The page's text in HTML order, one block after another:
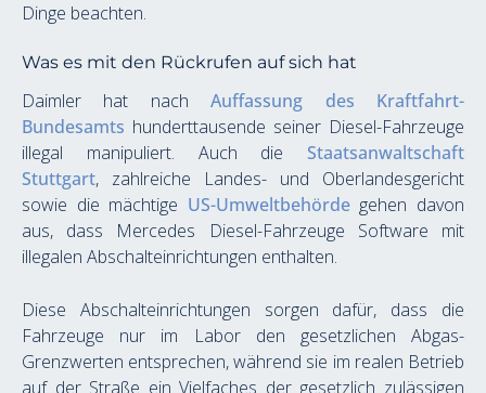
Dinge beachten.
Was es mit den Rückrufen auf sich hat
Daimler hat nach Auffassung des Kraftfahrt-
Bundesamts hunderttausende seiner Diesel-Fahrzeuge
illegal manipuliert. Auch die Staatsanwaltschaft
Stuttgart, zahlreiche Landes- und Oberlandesgericht
sowie die mächtige US-Umweltbehörde gehen davon
aus, dass Mercedes Diesel-Fahrzeuge Software mit
illegalen Abschalteinrichtungen enthalten.
Diese Abschalteinrichtungen sorgen dafür, dass die
Fahrzeuge nur im Labor den gesetzlichen Abgas-
Grenzwerten entsprechen, während sie im realen Betrieb
auf der Straße ein Vielfaches der gesetzlich zulässigen